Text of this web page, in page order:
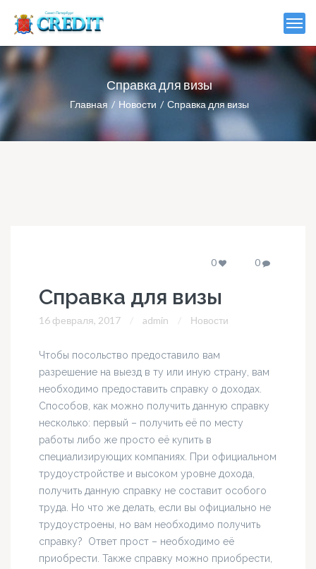
Справка для визы
Главная Новости Справка для визы
0 0
Справка для визы
16 февраля, 2017 admin Новости
Чтобы посольство предоставило вам
разрешение на выезд в ту или иную страну, вам
необходимо предоставить справку о доходах.
Способов, как можно получить данную справку
несколько: первый – получить её по месту
работы либо же просто её купить в
специализирующих компаниях. При официальном
трудоустройстве и высоком уровне дохода,
получить данную справку не составит особого
труда. Но что же делать, если вы официально не
трудоустроены, но вам необходимо получить
справку? Ответ прост – необходимо её
приобрести. Также справку можно приобрести,